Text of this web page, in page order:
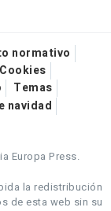
normativo
Temas
navidad
Europa Press.
la redistribución
de esta web sin su